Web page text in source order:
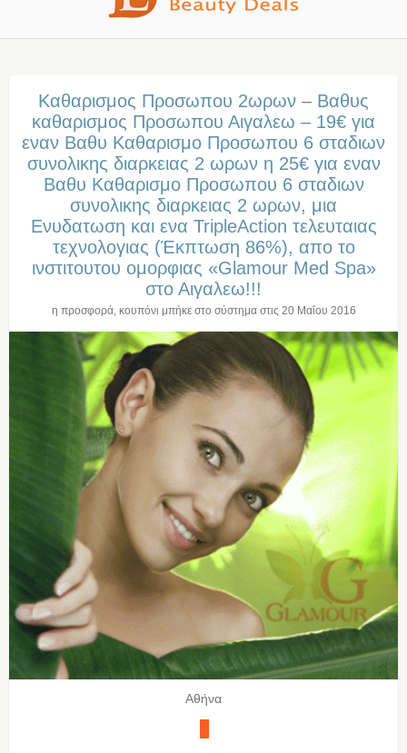
Καθαρισμος Προσωπου 2ωρων – Βαθυς
καθαρισμος Προσωπου Αιγαλεω – 19€ για
εναν Βαθυ Καθαρισμο Προσωπου 6 σταδιων
συνολικης διαρκειας 2 ωρων η 25€ για εναν
Βαθυ Καθαρισμο Προσωπου 6 σταδιων
συνολικης διαρκειας 2 ωρων, μια
Ενυδατωση και ενα TripleAction τελευταιας
τεχνολογιας (Έκπτωση 86%), απο το
ινστιτουτου ομορφιας «Glamour Med Spa»
στο Αιγαλεω!!!
η προσφορά, κουπόνι μπήκε στο σύστημα στις 20 Μαΐου 2016
Αθήνα